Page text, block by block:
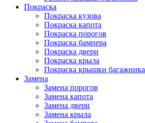
Покраска
Покраска кузова
Покраска капота
Покраска порогов
Покраска бампера
Покраска двери
Покраска крыла
Покраска крышки багажника
Замена
Замена порогов
Замена капота
Замена двери
Замена крыла